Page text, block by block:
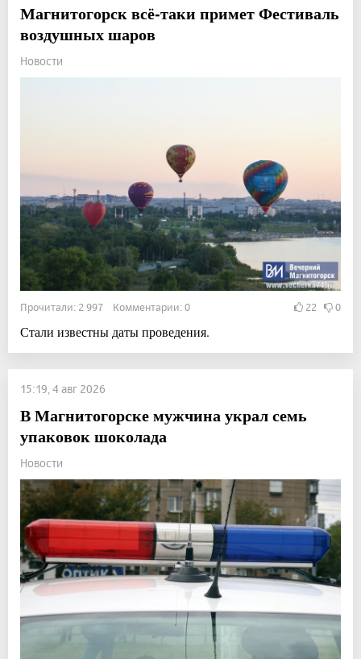
Магнитогорск всё-таки примет Фестиваль
воздушных шаров
Новости
Прочитали: 2 997 Комментарии: 0 22 0
Стали известны даты проведения.
15:19, 4 авг 2026
В Магнитогорске мужчина украл семь
упаковок шоколада
Новости